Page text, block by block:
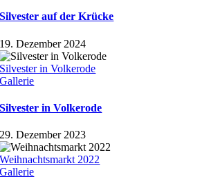
Silvester auf der Krücke
19. Dezember 2024
Silvester in Volkerode
Gallerie
Silvester in Volkerode
29. Dezember 2023
Weihnachtsmarkt 2022
Gallerie